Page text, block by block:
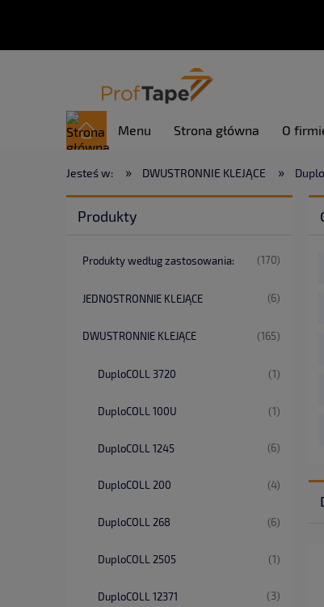
Menu Strona główna O
Jesteś w: » DWUSTRONNIE KLEJĄCE »
Produkty
Produkty według zastosowania: (170)
JEDNOSTRONNIE KLEJĄCE (6)
DWUSTRONNIE KLEJĄCE (165)
DuploCOLL 3720 (1)
DuploCOLL 100U (1)
DuploCOLL 1245 (6)
DuploCOLL 200 (4)
DuploCOLL 268 (6)
DuploCOLL 2505 (1)
DuploCOLL 12371 (3)